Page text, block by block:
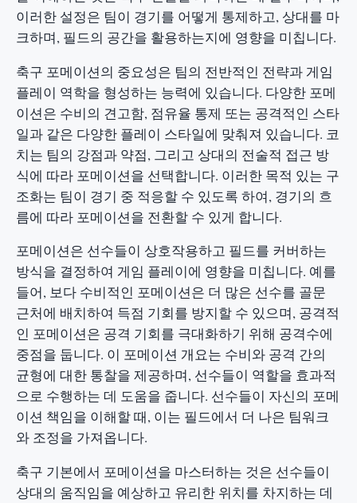
이러한 설정은 팀이 경기를 어떻게 통제하고, 상대를 마
크하며, 필드의 공간을 활용하는지에 영향을 미칩니다.
축구 포메이션의 중요성은 팀의 전반적인 전략과 게임
플레이 역학을 형성하는 능력에 있습니다. 다양한 포메
이션은 수비의 견고함, 점유율 통제 또는 공격적인 스타
일과 같은 다양한 플레이 스타일에 맞춰져 있습니다. 코
치는 팀의 강점과 약점, 그리고 상대의 전술적 접근 방
식에 따라 포메이션을 선택합니다. 이러한 목적 있는 구
조화는 팀이 경기 중 적응할 수 있도록 하여, 경기의 흐
름에 따라 포메이션을 전환할 수 있게 합니다.
포메이션은 선수들이 상호작용하고 필드를 커버하는
방식을 결정하여 게임 플레이에 영향을 미칩니다. 예를
들어, 보다 수비적인 포메이션은 더 많은 선수를 골문
근처에 배치하여 득점 기회를 방지할 수 있으며, 공격적
인 포메이션은 공격 기회를 극대화하기 위해 공격수에
중점을 둡니다. 이 포메이션 개요는 수비와 공격 간의
균형에 대한 통찰을 제공하며, 선수들이 역할을 효과적
으로 수행하는 데 도움을 줍니다. 선수들이 자신의 포메
이션 책임을 이해할 때, 이는 필드에서 더 나은 팀워크
와 조정을 가져옵니다.
축구 기본에서 포메이션을 마스터하는 것은 선수들이
상대의 움직임을 예상하고 유리한 위치를 차지하는 데